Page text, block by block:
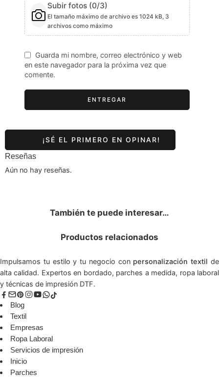
Subir fotos (0/3)
El tamaño máximo de archivo es 1024 kB, 3
archivos como máximo
Guarda mi nombre, correo electrónico y web
en este navegador para la próxima vez que
comente.
Reseñas
Aún no hay reseñas.
También te puede interesar…
Productos relacionados
Impulsamos tu estilo y tu negocio con personalización textil de
alta calidad. Expertos en bordado, parches a medida, ropa laboral
y técnicas de impresión DTF.
Blog
Textil
Empresas
Ropa Laboral
Servicios de impresión
Inicio
Parches